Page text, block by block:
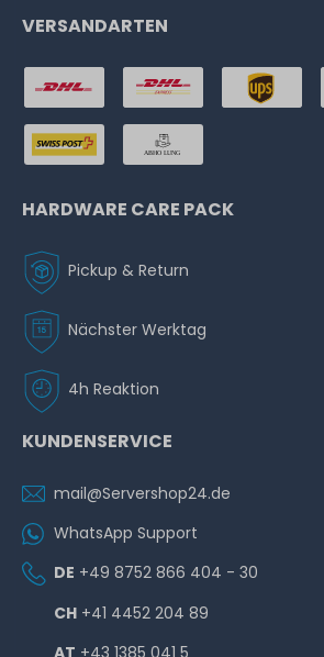
VERSANDARTEN
HARDWARE CARE PACK
Pickup & Return
Nächster Werktag
4h Reaktion
KUNDENSERVICE
mail@Servershop24.de
WhatsApp Support
DE +49 8752 866 404 - 30
CH +41 4452 204 89
AT +43 1385 041 5